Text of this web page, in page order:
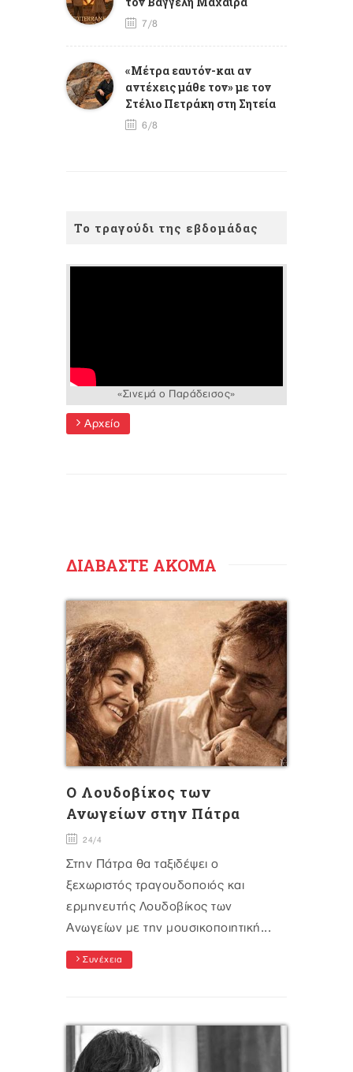
7/8
«Μέτρα εαυτόν-και αν
αντέχεις μάθε τον» με τον
Στέλιο Πετράκη στη Σητεία
6/8
Το τραγούδι της εβδομάδας
«Σινεμά ο Παράδεισος»
Αρχείο
ΔΙΑΒΑΣΤΕ ΑΚΟΜΑ
Ο Λουδοβίκος των
Ανωγείων στην Πάτρα
24/4
Στην Πάτρα θα ταξιδέψει ο
ξεχωριστός τραγουδοποιός και
ερμηνευτής Λουδοβίκος των
Ανωγείων με την μουσικοποιητική...
Συνέχεια